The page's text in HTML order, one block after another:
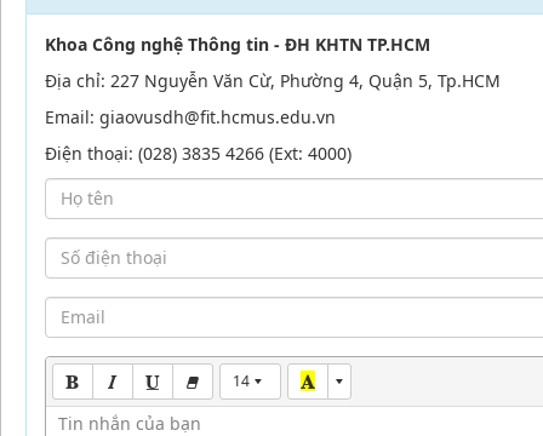
Khoa Công nghệ Thông tin - ĐH KHTN TP.HCM
Địa chỉ: 227 Nguyễn Văn Cừ, Phường 4, Quận 5, Tp.HCM
Email: giaovusdh@fit.hcmus.edu.vn
Điện thoại: (028) 3835 4266 (Ext: 4000)
14
Tin nhắn của bạn